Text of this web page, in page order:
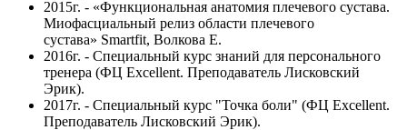
2015г. - «Функциональная анатомия плечевого сустава.
Миофасциальный релиз области плечевого
сустава» Smartfit, Волкова Е.
2016г. - Специальный курс знаний для персонального
тренера (ФЦ Excellent. Преподаватель Лисковский
Эрик).
2017г. - Специальный курс "Точка боли" (ФЦ Excellent.
Преподаватель Лисковский Эрик).